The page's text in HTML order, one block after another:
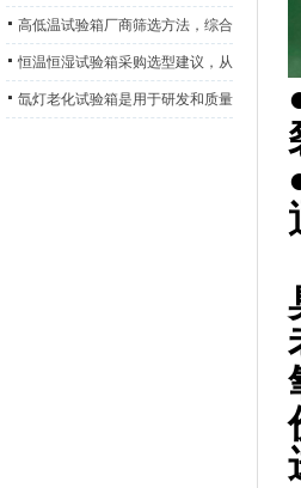
量、信誉、服务多维对比方法
高低温试验箱厂商筛选方法，综合
实力多维度甄别采购参考
恒温恒湿试验箱采购选型建议，从
口碑与综合实力规避采购风险
氙灯老化试验箱是用于研发和质量